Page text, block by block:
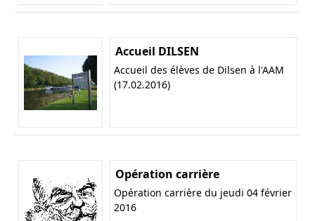
Accueil DILSEN
Accueil des élèves de Dilsen à l'AAM
(17.02.2016)
Opération carrière
Opération carrière du jeudi 04 février
2016